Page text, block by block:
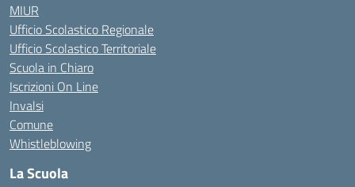
MIUR
Ufficio Scolastico Regionale
Ufficio Scolastico Territoriale
Scuola in Chiaro
Iscrizioni On Line
Invalsi
Comune
Whistleblowing
La Scuola